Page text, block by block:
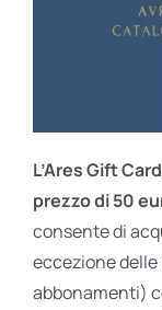
L’Ares Gift Card
prezzo di 50
consente di
eccezione delle
abbonamenti)